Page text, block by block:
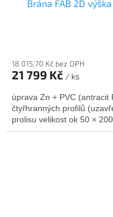
Brána FAB 2D
18 015,70 Kč bez DPH
21 799 Kč / ks
úprava Zn + PVC (antracit
čtyřhranných profilů
prolisu velikost ok 50 ×